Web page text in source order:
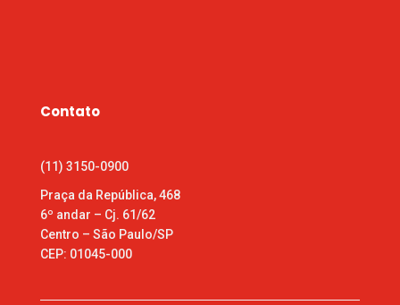
Contato
(11) 3150-0900
Praça da República, 468
6º andar – Cj. 61/62
Centro – São Paulo/SP
CEP: 01045-000